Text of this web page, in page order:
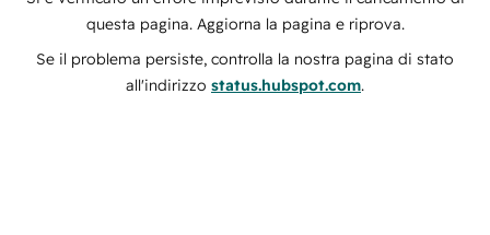
questa pagina. Aggiorna la pagina e riprova.
Se il problema persiste, controlla la nostra pagina di stato
all'indirizzo status.hubspot.com.